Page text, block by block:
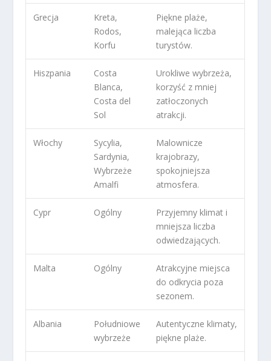
Grecja
Kreta,
Rodos,
Korfu
Piękne plaże,
malejąca liczba
turystów.
Hiszpania
Costa
Blanca,
Costa del
Sol
Urokliwe wybrzeża,
korzyść z mniej
zatłoczonych
atrakcji.
Włochy
Sycylia,
Sardynia,
Wybrzeże
Amalfi
Malownicze
krajobrazy,
spokojniejsza
atmosfera.
Cypr Ogólny
Przyjemny klimat i
mniejsza liczba
odwiedzających.
Malta Ogólny
Atrakcyjne miejsca
do odkrycia poza
sezonem.
Albania
Południowe
wybrzeże
Autentyczne klimaty,
piękne plaże.